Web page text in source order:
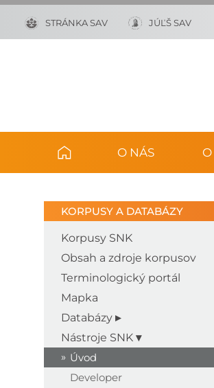
STRÁNKA SAV JÚĽŠ SAV
O NÁS
KORPUSY A DATABÁZY
Korpusy SNK
Obsah a zdroje korpusov
Terminologický portál
Mapka
Databázy
Nástroje SNK
Úvod
Developer